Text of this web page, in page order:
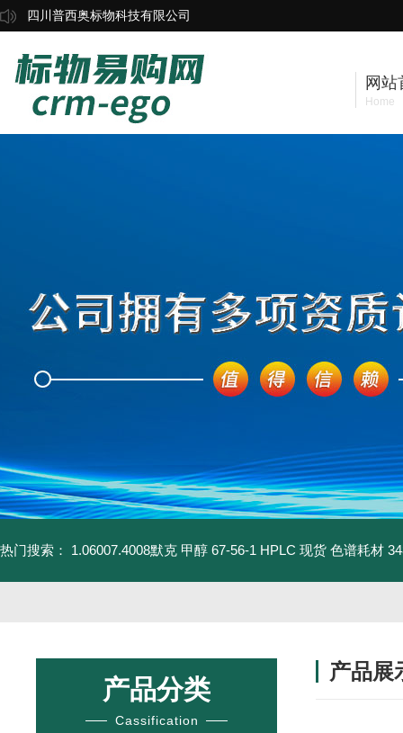
四川普西奥标物科技有限公司
网站
Home
热门搜索： 1.06007.4008默克 甲醇 67-56-1 HPLC 现货 色谱耗材
产品分类
Cassification
产品展